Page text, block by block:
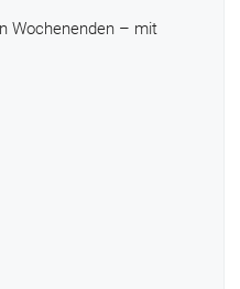
Wochenenden – mit